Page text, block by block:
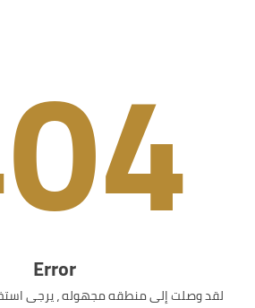
Error
لقد وصلت إلى منطقه مجهوله ، يرجى